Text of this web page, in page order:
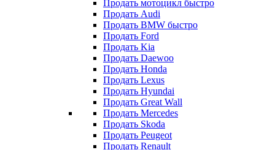
Продать мотоцикл быстро
Продать Audi
Продать BMW быстро
Продать Ford
Продать Kia
Продать Daewoo
Продать Honda
Продать Lexus
Продать Hyundai
Продать Great Wall
Продать Mercedes
Продать Skoda
Продать Peugeot
Продать Renault